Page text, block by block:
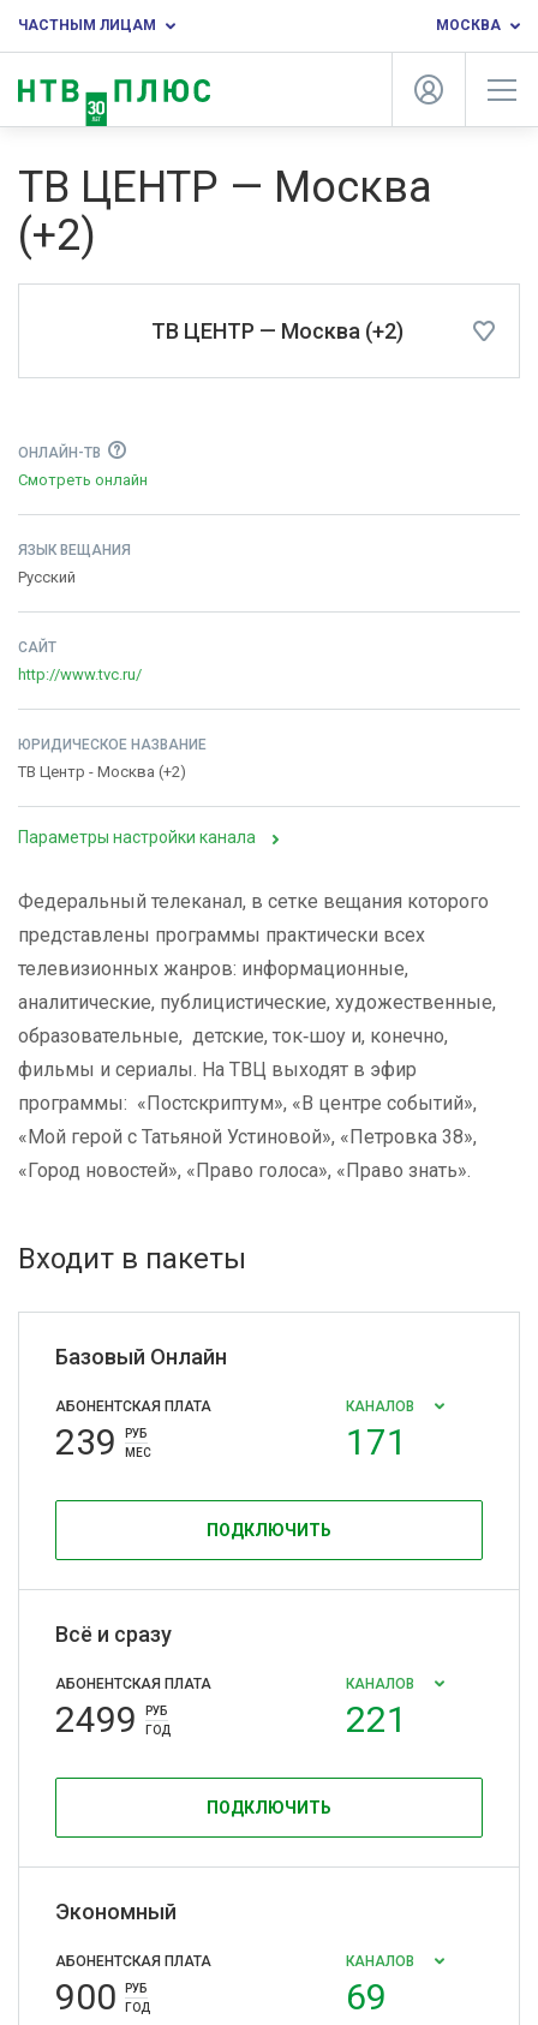
ЧАСТНЫМ ЛИЦАМ МОСКВА
ТВ ЦЕНТР — Москва
(+2)
ТВ ЦЕНТР — Москва (+2)
ОНЛАЙН-ТВ
Смотреть онлайн
ЯЗЫК ВЕЩАНИЯ
Русский
САЙТ
http://www.tvc.ru/
ЮРИДИЧЕСКОЕ НАЗВАНИЕ
ТВ Центр - Москва (+2)
Параметры настройки канала
Федеральный телеканал, в сетке вещания которого
представлены программы практически всех
телевизионных жанров: информационные,
аналитические, публицистические, художественные,
образовательные, детские, ток‑шоу и, конечно,
фильмы и сериалы. На ТВЦ выходят в эфир
программы: «Постскриптум», «В центре событий»,
«Мой герой с Татьяной Устиновой», «Петровка 38»,
«Город новостей», «Право голоса», «Право знать».
Входит в пакеты
Базовый Онлайн
АБОНЕНТСКАЯ ПЛАТА
239
РУБ
МЕС
КАНАЛОВ
171
ПОДКЛЮЧИТЬ
Всё и сразу
АБОНЕНТСКАЯ ПЛАТА
2499
РУБ
ГОД
КАНАЛОВ
221
ПОДКЛЮЧИТЬ
Экономный
АБОНЕНТСКАЯ ПЛАТА
900
РУБ
ГОД
КАНАЛОВ
69